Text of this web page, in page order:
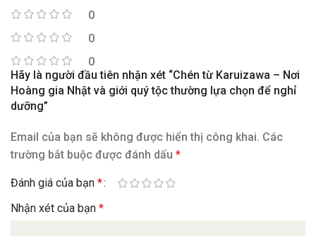
0
0
0
Hãy là người đầu tiên nhận xét “Chén từ Karuizawa – Nơi
Hoàng gia Nhật và giới quý tộc thường lựa chọn để nghỉ
dưỡng”
Email của bạn sẽ không được hiển thị công khai. Các
trường bắt buộc được đánh dấu*
Đánh giá của bạn*
Nhận xét của bạn*